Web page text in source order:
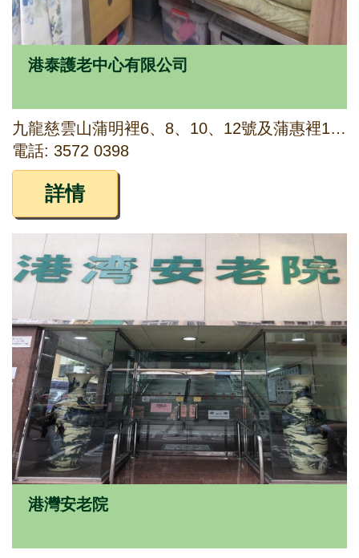
港泰護老中心有限公司
九龍慈雲山蒲明裡6、8、10、12號及蒲惠裡11號地下
電話: 3572 0398
詳情
港灣安老院